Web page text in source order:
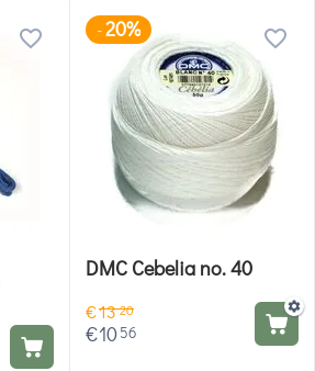
-20%
DMC Cebelia no. 40
€1320
€10 56